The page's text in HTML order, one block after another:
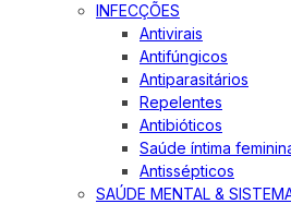
INFECÇÕES
Antivirais
Antifúngicos
Antiparasitários
Repelentes
Antibióticos
Saúde íntima
Antissépticos
SAÚDE MENTAL &